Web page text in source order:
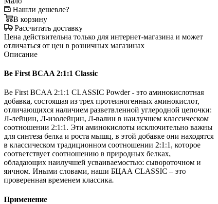
Нашли дешевле?
В корзину
Рассчитать доставку
Цена действительна только для интернет-магазина и может
отличаться от цен в розничных магазинах
Описание
Be First BCAA 2:1:1 Classic
Be First BCAA 2:1:1 CLASSIC Powder - это аминокислотная
добавка, состоящая из трех протеиногенных аминокислот,
отличающихся наличием разветвленной углеродной цепочки:
Л-лейцин, Л-изолейцин, Л-валин в наилучшем классическом
соотношении 2:1:1. Эти аминокислоты исключительно важны
для синтеза белка и роста мышц, в этой добавке они находятся
в классическом традиционном соотношении 2:1:1, которое
соответствует соотношению в природных белках,
обладающих наилучшей усваиваемостью: сывороточном и
яичном. Иными словами, наши БЦАА CLASSIC – это
проверенная временем классика.
Применение